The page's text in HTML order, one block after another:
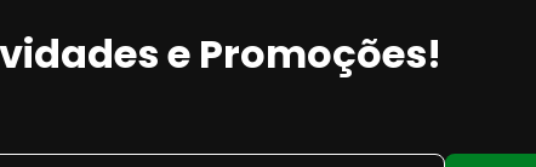
e Promoções!